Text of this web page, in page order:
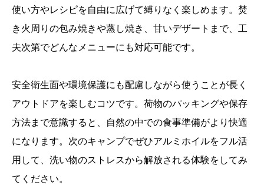
使い方やレシピを自由に広げて縛りなく楽しめます。焚
き火周りの包み焼きや蒸し焼き、甘いデザートまで、工
夫次第でどんなメニューにも対応可能です。
安全衛生面や環境保護にも配慮しながら使うことが長く
アウトドアを楽しむコツです。荷物のパッキングや保存
方法まで意識すると、自然の中での食事準備がより快適
になります。次のキャンプでぜひアルミホイルをフル活
用して、洗い物のストレスから解放される体験をしてみ
てください。